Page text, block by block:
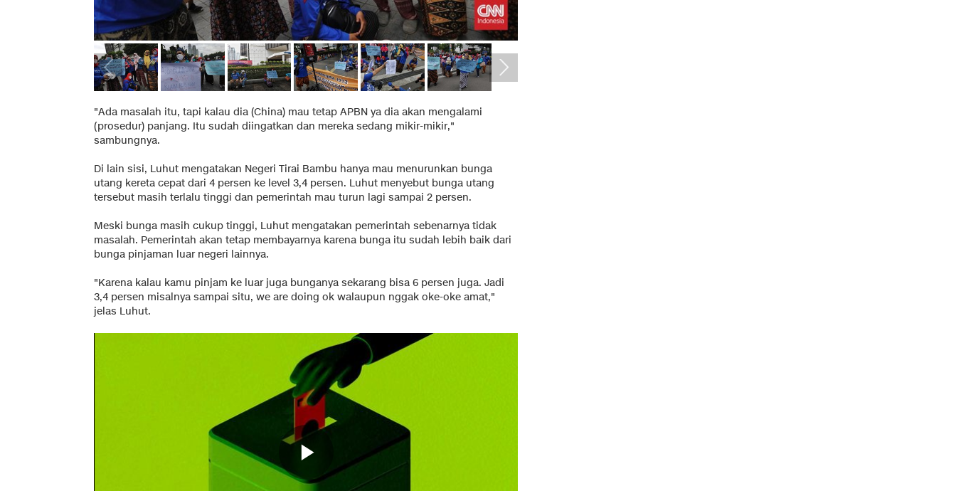
"Ada masalah itu, tapi kalau dia (China) mau tetap APBN ya dia akan mengalami
(prosedur) panjang. Itu sudah diingatkan dan mereka sedang mikir-mikir,"
sambungnya.
Di lain sisi, Luhut mengatakan Negeri Tirai Bambu hanya mau menurunkan bunga
utang kereta cepat dari 4 persen ke level 3,4 persen. Luhut menyebut bunga utang
tersebut masih terlalu tinggi dan pemerintah mau turun lagi sampai 2 persen.
Meski bunga masih cukup tinggi, Luhut mengatakan pemerintah sebenarnya tidak
masalah. Pemerintah akan tetap membayarnya karena bunga itu sudah lebih baik dari
bunga pinjaman luar negeri lainnya.
"Karena kalau kamu pinjam ke luar juga bunganya sekarang bisa 6 persen juga. Jadi
3,4 persen misalnya sampai situ, we are doing ok walaupun nggak oke-oke amat,"
jelas Luhut.